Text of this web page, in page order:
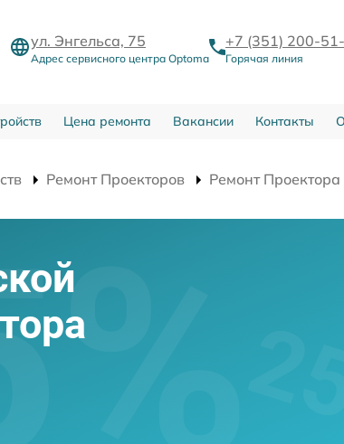
ул. Энгельса, 75
Адрес сервисного центра Optoma
+7 (351) 200-
Горячая линия
Цена ремонта Вакансии Контакты
Ремонт Проекторов Ремонт